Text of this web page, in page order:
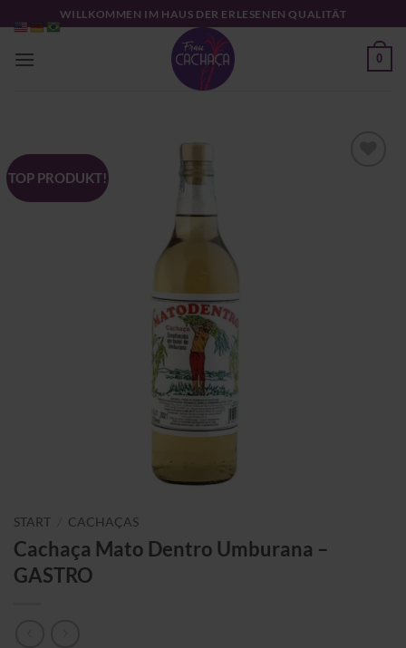
Inhalt
springen
WILLKOMMEN IM HAUS DER ERLESENEN QUALITÄT
0
TOP PRODUKT!
START CACHAÇAS
Cachaça Mato Dentro Umburana –
GASTRO